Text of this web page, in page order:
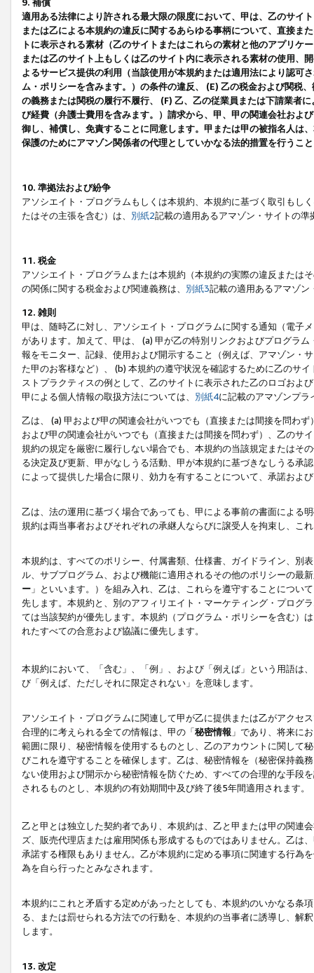
9. 補償
適用ある法律により許される最大限の限度において、甲は、乙のサイ
または乙による本規約の違反に関するあらゆる事柄について、直接ま
トに表示される素材（乙のサイトまたはこれらの素材と他のアプリ
または乙のサイト上もしくは乙のサイト内に表示される素材の使用、
よるサービス提供の利用（当該使用が本規約または適用法により認可
ム・ポリシーを含みます。）の条件の違反、 (E) 乙の税金および関税
の義務または関税の履行不履行、 (F) 乙、乙の従業員または下請業者
び経費（弁護士費用を含みます。）請求から、甲、甲の関連会社およ
御し、補償し、免責することに同意します。甲または甲の被指名人は
保護のためにアマゾン関係者の代理としていかなる法的措置を行うこ
10. 準拠法および紛争
アソシエイト・プログラムもしくは本規約、本規約に基づく取引もし
たはその主張を含む）は、 別紙2記載の適用あるアマゾン・サイトの
11. 税金
アソシエイト・プログラムまたは本規約（本規約の実際の違反または
の関係に関する税金および関連義務は、 別紙3記載の適用あるアマゾン
12. 雑則
甲は、随時乙に対し、アソシエイト・プログラムに関する通知（電子
があります。加えて、甲は、 (a) 甲が乙の特別リンクおよびプログラ
報をモニター、記録、使用および開示すること（例えば、アマゾン・
た甲のお客様など）、 (b) 本規約の遵守状況を確認するために乙のサ
ストプラクティスの例として、乙のサイトに表示された乙のロゴおよ
甲による個人情報の取扱方法については、 別紙4に記載のアマゾンプ
乙は、 (a) 甲および甲の関連会社がいつでも（直接または間接を問わ
および甲の関連会社がいつでも（直接または間接を問わず）、乙のサ
規約の規定を厳密に履行しない場合でも、本規約の当該規定またはそ
る決定及び更新、甲がなしうる活動、甲が本規約に基づきなしうる承
によって提供した場合に限り、効力を有することについて、承諾およ
乙は、法の運用に基づく場合であっても、甲による事前の書面による
規約は両当事者およびそれぞれの承継人ならびに譲受人を拘束し、こ
本規約は、すべてのポリシー、付属書類、仕様書、ガイドライン、別
ル、サブプログラム、および機能に適用されるその他のポリシーの最
ー 」といいます。）を組み入れ、乙は、これらを遵守することにつ
先します。本規約と、別のアフィリエイト・マーケティング・プログ
ては当該契約が優先します。本規約（プログラム・ポリシーを含む）
れたすべての合意および協議に優先します。
本規約において、「含む」、「例」、および「例えば」という用語は
び「例えば、ただしそれに限定されない」を意味します。
アソシエイト・プログラムに関連して甲が乙に提供または乙がアクセ
合理的に考えられる全ての情報は、甲の「秘密情報 」であり、将来に
範囲に限り、秘密情報を使用するものとし、乙のアカウントに関して
びこれを遵守することを確保します。乙は、秘密情報を（秘密保持義
ない使用および開示から秘密情報を防ぐため、すべての合理的な手段
されるものとし、本規約の有効期間中及び終了後5年間適用されます。
乙と甲とは独立した契約者であり、本規約は、乙と甲または甲の関連
ズ、販売代理店または雇用関係も形成するものではありません。乙は
承諾する権限もありません。乙が本規約に定める事項に関連する行為
為を自ら行ったとみなされます。
本規約にこれと矛盾する定めがあったとしても、本規約のいかなる条
る、または罰せられる方法での行動を、本規約の当事者に誘導し、解
します。
13. 改定